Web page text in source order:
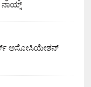
ನಾಯ್ಕ್
ಅಸೋಸಿಯೇಶನ್